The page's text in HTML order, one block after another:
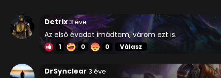
Detrix3 éve
Az első évadot imádtam, várom ezt is.
1 0 0 Válasz
DrSynclear 3 éve